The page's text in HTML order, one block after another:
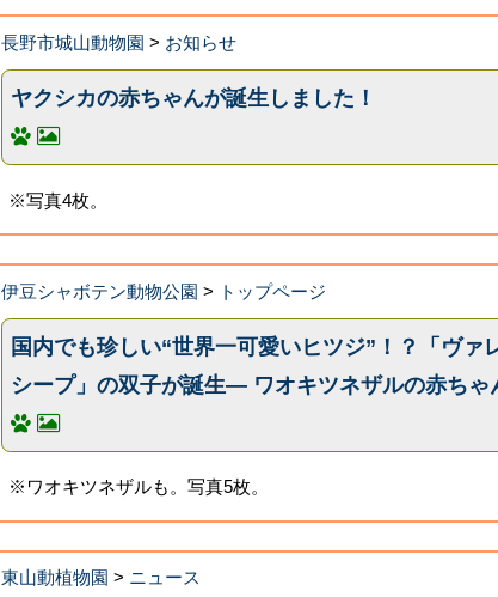
長野市城山動物園 > お知らせ
ヤクシカの赤ちゃんが誕生しました！
※写真4枚。
伊豆シャボテン動物公園 > トップページ
国内でも珍しい“世界一可愛いヒツジ”！？「ヴァ
シープ」の双子が誕生― ワオキツネザルの赤ち
※ワオキツネザルも。写真5枚。
東山動植物園 > ニュース